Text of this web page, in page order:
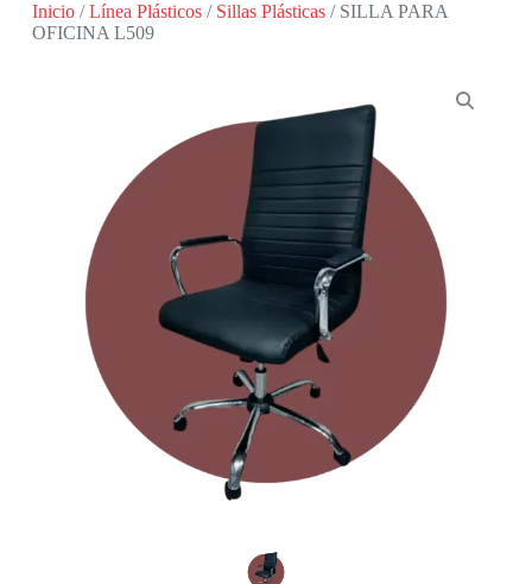
Inicio/Línea Plásticos/ Sillas Plásticas/ SILLA PARA
OFICINA L509